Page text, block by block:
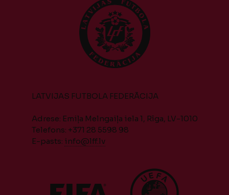
LATVIJAS FUTBOLA FEDERĀCIJA
Adrese: Emiļa Melngaiļa iela 1, Rīga, LV-1010
Telefons: +371 28 5598 98
E-pasts: info@lff.lv